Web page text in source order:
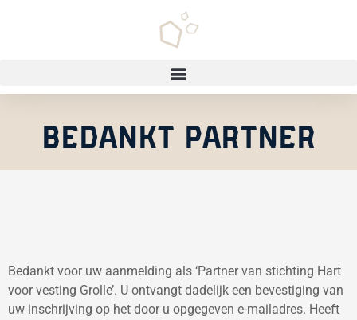
BEDANKT PARTNER
Bedankt voor uw aanmelding als ‘Partner van stichting Hart
voor vesting Grolle’. U ontvangt dadelijk een bevestiging van
uw inschrijving op het door u opgegeven e-mailadres. Heeft